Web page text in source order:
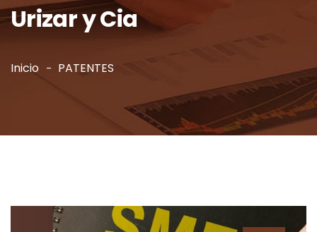
Urizar y Cia
Inicio PATENTES